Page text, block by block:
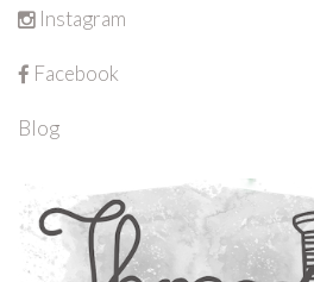
Instagram
Facebook
Blog